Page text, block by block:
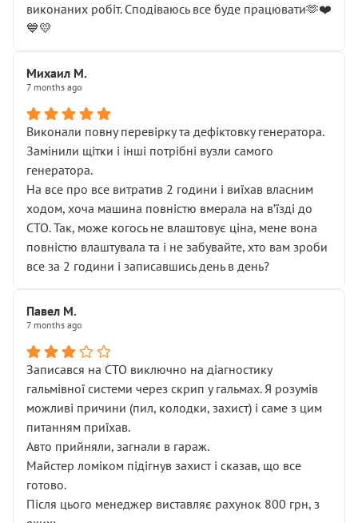
виконаних робіт. Сподіваюсь все буде працювати🫶❤️
💙💛
Михаил М.
7 months ago
Виконали повну перевірку та дефіктовку генератора.
Замінили щітки і інші потрібні вузли самого
генератора.
На все про все витратив 2 години і виїхав власним
ходом, хоча машина повністю вмерала на вʼїзді до
СТО. Так, може когось не влаштовує ціна, мене вона
повністю влаштувала та і не забувайте, хто вам зроби
все за 2 години і записавшись день в день?
Павел М.
7 months ago
Записався на СТО виключно на діагностику
гальмівної системи через скрип у гальмах. Я розумів
можливі причини (пил, колодки, захист) і саме з цим
питанням приїхав.
Авто прийняли, загнали в гараж.
Майстер ломіком підігнув захист і сказав, що все
готово.
Після цього менеджер виставляє рахунок 800 грн, з